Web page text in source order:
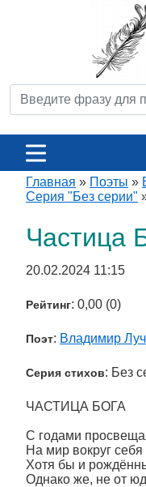
Главная » Поэты »
Серия "Без серии"
Частица
20.02.2024 11:15
Рейтинг: 0,00 (0)
Поэт: Владимир
Серия стихов: Без
ЧАСТИЦА БОГА
С годами
На мир вокруг
Хотя бы и
Однако же, не от